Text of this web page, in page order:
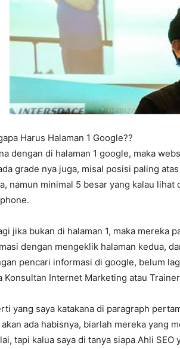
Harus Halaman 1 Google??
dengan di halaman 1 google, maka
grade nya juga, misal posisi paling
namun minimal 5 besar yang kalau
jika bukan di halaman 1, maka mereka
dengan mengeklik halaman kedua,
pencari informasi di google, belum
Konsultan Internet Marketing atau
yang saya katakana di paragraph
ada habisnya, biarlah mereka yang
tapi kalua saya di tanya siapa Ahli